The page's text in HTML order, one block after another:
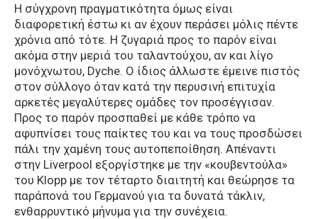
Η σύγχρονη πραγματικότητα όμως είναι
διαφορετική έστω κι αν έχουν περάσει μόλις πέντε
χρόνια από τότε. Η ζυγαριά προς το παρόν είναι
ακόμα στην μεριά του ταλαντούχου, αν και λίγο
μονόχνωτου, Dyche. Ο ίδιος άλλωστε έμεινε πιστός
στον σύλλογο όταν κατά την περυσινή επιτυχία
αρκετές μεγαλύτερες ομάδες τον προσέγγισαν.
Προς το παρόν προσπαθεί με κάθε τρόπο να
αφυπνίσει τους παίκτες του και να τους προσδώσει
πάλι την χαμένη τους αυτοπεποίθηση. Απέναντι
στην Liverpool εξοργίστηκε με την «κουβεντούλα»
του Klopp με τον τέταρτο διαιτητή και θεώρησε τα
παράπονά του Γερμανού για τα δυνατά τάκλιν,
ενθαρρυντικό μήνυμα για την συνέχεια.